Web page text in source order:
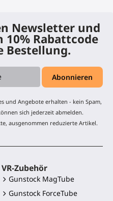
Newsletter und
10% Rabattcode
Bestellung.
und Angebote erhalten - kein Spam,
sich jederzeit abmelden.
ausgenommen reduzierte Artikel.
VR-Zubehör
Gunstock MagTube
Gunstock ForceTube